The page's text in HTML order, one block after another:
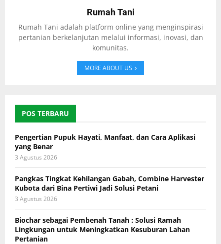
Rumah Tani
Rumah Tani adalah platform online yang menginspirasi
pertanian berkelanjutan melalui informasi, inovasi, dan
komunitas.
MORE ABOUT US
POS TERBARU
Pengertian Pupuk Hayati, Manfaat, dan Cara Aplikasi
yang Benar
3 Agustus 2026
Pangkas Tingkat Kehilangan Gabah, Combine Harvester
Kubota dari Bina Pertiwi Jadi Solusi Petani
3 Agustus 2026
Biochar sebagai Pembenah Tanah : Solusi Ramah
Lingkungan untuk Meningkatkan Kesuburan Lahan
Pertanian